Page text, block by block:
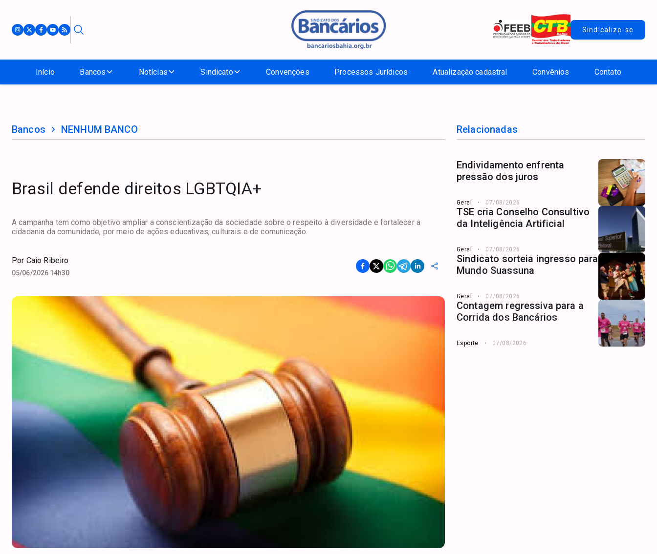
Sindicalize-se
Início Bancos Notícias Sindicato Convenções Processos Jurídicos Atualização cadastral Convênios Contato
Bancos NENHUM BANCO
Brasil defende direitos LGBTQIA+
A campanha tem como objetivo ampliar a conscientização da sociedade sobre o respeito à diversidade e fortalecer a
cidadania da comunidade, por meio de ações educativas, culturais e de comunicação.
Por Caio Ribeiro
05/06/2026 14h30
Relacionadas
Endividamento enfrenta
pressão dos juros
Geral 07/08/2026
TSE cria Conselho Consultivo
da Inteligência Artificial
Geral 07/08/2026
Sindicato sorteia ingresso para
Mundo Suassuna
Geral 07/08/2026
Contagem regressiva para a
Corrida dos Bancários
Esporte 07/08/2026